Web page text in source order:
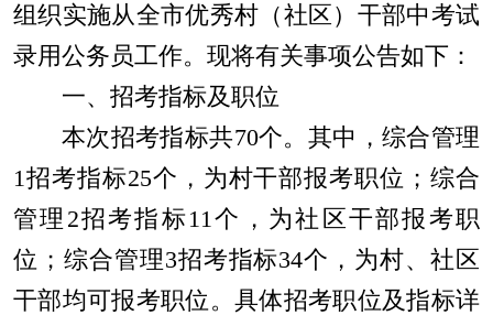
组织实施从全市优秀村（社区）干部中考试
录用公务员工作。现将有关事项公告如下：
一、招考指标及职位
本次招考指标共70个。其中，综合管理
1招考指标25个 ，为村干部报考职位；综合
管理 2招考指标11个 ，为社区干部报考职
位；综合管理3招考指标34个 ，为村、社区
干部均可报考职位。具体招考职位及指标详